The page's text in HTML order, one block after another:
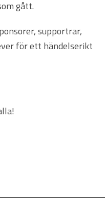
gått.
supportrar,
för ett händelserikt